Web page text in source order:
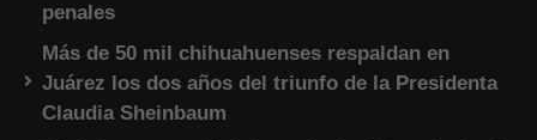
penales
Más de 50 mil chihuahuenses respaldan en
Juárez los dos años del triunfo de la Presidenta
Claudia Sheinbaum